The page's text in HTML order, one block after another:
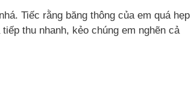
Tiếc rằng băng thông của em quá hẹp
thu nhanh, kẻo chúng em nghẽn cả